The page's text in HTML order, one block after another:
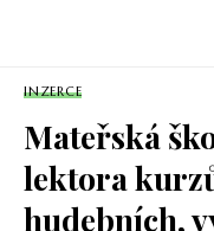
INZERCE
Mateřská
lektora
hudebních,